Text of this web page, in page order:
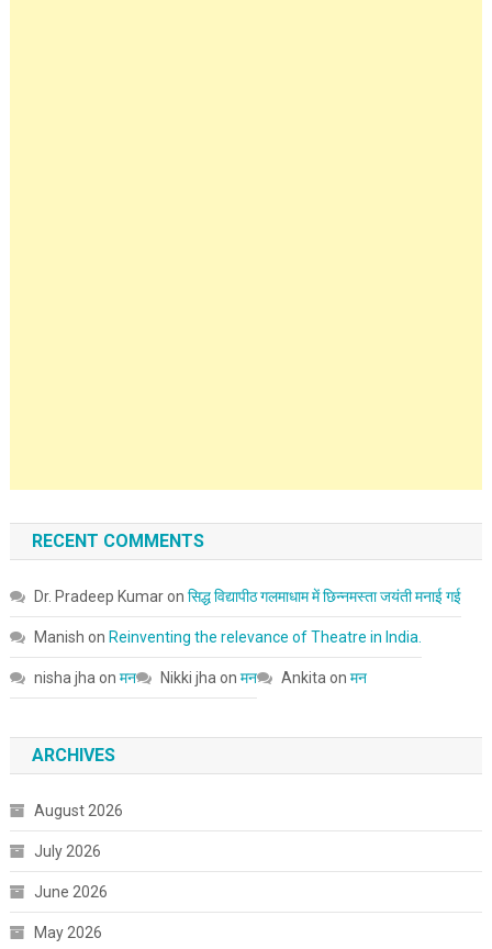
RECENT COMMENTS
Dr. Pradeep Kumaron सिद्ध विद्यापीठ गलमाधाम में छिन्नमस्ता जयंती मनाई गई
Manish on Reinventing the relevance of Theatre in India.
nisha jhaon मन Nikki jhaon मन Ankitaon मन
ARCHIVES
August 2026
July 2026
June 2026
May 2026